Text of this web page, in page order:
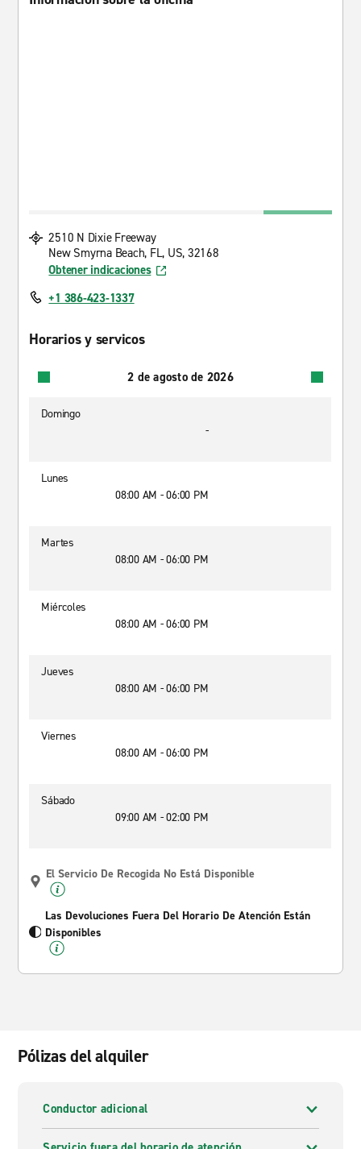
2510 N Dixie Freeway
New Smyrna Beach, FL, US, 32168
Obtener indicaciones
+1 386-423-1337
Horarios y servicos
2 de agosto de 2026
Domingo
-
Lunes
08:00 AM - 06:00 PM
Martes
08:00 AM - 06:00 PM
Miércoles
08:00 AM - 06:00 PM
Jueves
08:00 AM - 06:00 PM
Viernes
08:00 AM - 06:00 PM
Sábado
09:00 AM - 02:00 PM
El Servicio De Recogida No Está Disponible
Las Devoluciones Fuera Del Horario De Atención Están
Disponibles
Pólizas del alquiler
Conductor adicional